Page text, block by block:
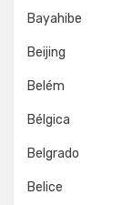
Bayahibe
Beijing
Belém
Bélgica
Belgrado
Belice